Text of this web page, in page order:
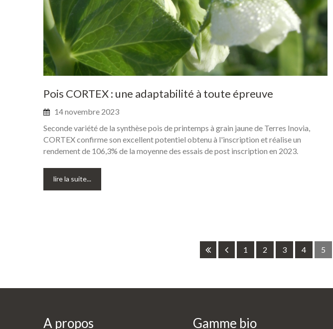
Pois CORTEX: une adaptabilité à toute épreuve
14 novembre 2023
Seconde variété de la synthèse pois de printemps à grain jaune de Terres Inovia,
CORTEX confirme son excellent potentiel obtenu à l'inscription et réalise un
rendement de 106,3% de la moyenne des essais de post inscription en 2023.
lire la suite...
1 2 3 4 5
A propos Gamme bio